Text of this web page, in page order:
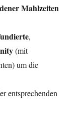
Mahlzeiten
,
(mit
um die
entsprechenden